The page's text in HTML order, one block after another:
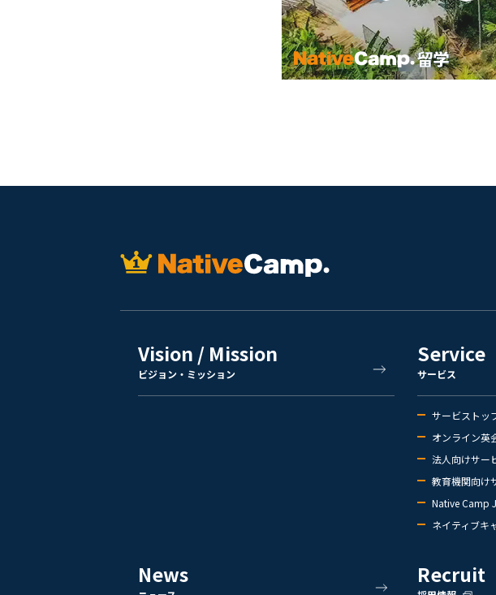
Vision / Mission
ビジョン・ミッション
Service
サービス
サービストッ
オンライン英
法人向けサー
教育機関向け
Native Camp
ネイティブキ
News Recruit